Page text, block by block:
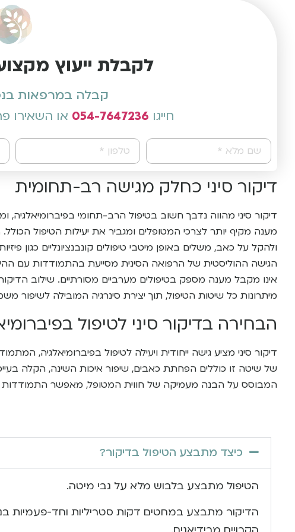
לקבלת ייעוץ
קבלה במרפאות
חייגו 054-7647236 או השאירו
דיקור סיני כחלק מגישה רב-תחומית
דיקור סיני מהווה נדבך חשוב בטיפול הרב-תחומי
מענה מקיף יותר לצרכי המטופלים ומגביר את יעילות הטיפול
ולהקל על כאב, משלים באופן מיטבי טיפולים קונבנציונליים כגון
הגישה ההוליסטית של הרפואה הסינית מסייעת בהתמודדות עם
אינו מקבל מענה מספק בטיפולים מערביים מסורתיים. שילוב
מיתרונות כל שיטות הטיפול, תוך יצירת סינרגיה המובילה לשיפור
הבחירה בדיקור סיני לטיפול
דיקור סיני מציע גישה ייחודית ויעילה לטיפול בפיברומיאלגיה,
של שיטה זו כוללים הפחתת כאבים, שיפור איכות השינה, הקלה
המבוסס על הבנה מעמיקה של חווית המטופל, מאפשר התמודדות
כיצד מתבצע הטיפול בדיקור?
הטיפול מתבצע בלבוש מלא על גבי מיטה.
הדיקור מתבצע במחטים דקות סטריליות וחד-פעמיות